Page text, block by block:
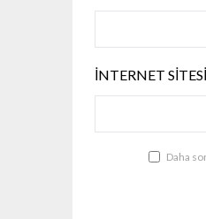
İNTERNET SITESI
Daha